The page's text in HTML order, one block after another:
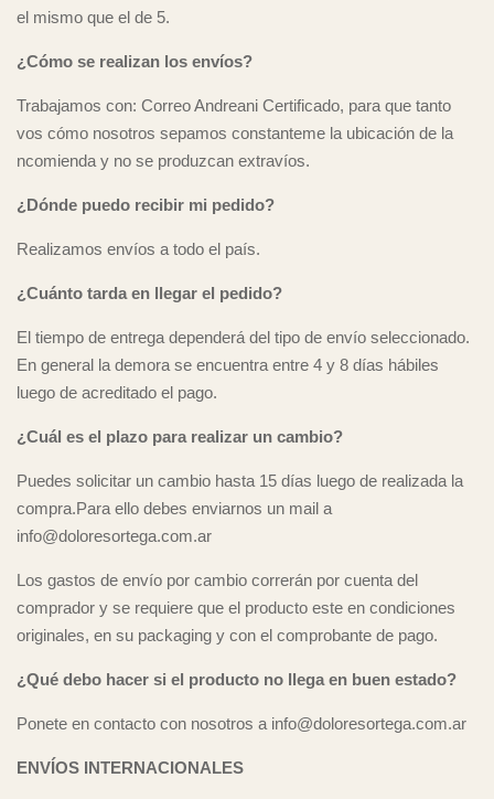
el mismo que el de 5.
¿Cómo se realizan los envíos?
Trabajamos con: Correo Andreani Certificado, para que tanto
vos cómo nosotros sepamos constanteme la ubicación de la
ncomienda y no se produzcan extravíos.
¿Dónde puedo recibir mi pedido?
Realizamos envíos a todo el país.
¿Cuánto tarda en llegar el pedido?
El tiempo de entrega dependerá del tipo de envío seleccionado.
En general la demora se encuentra entre 4 y 8 días hábiles
luego de acreditado el pago.
¿Cuál es el plazo para realizar un cambio?
Puedes solicitar un cambio hasta 15 días luego de realizada la
compra.Para ello debes enviarnos un mail a
info@doloresortega.com.ar
Los gastos de envío por cambio correrán por cuenta del
comprador y se requiere que el producto este en condiciones
originales, en su packaging y con el comprobante de pago.
¿Qué debo hacer si el producto no llega en buen estado?
Ponete en contacto con nosotros a info@doloresortega.com.ar
ENVÍOS INTERNACIONALES